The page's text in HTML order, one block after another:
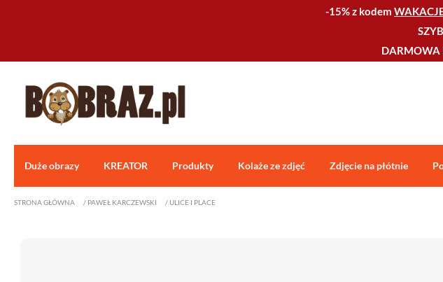
-15% z kodem
DARMOWA
Duże obrazy KREATOR Produkty Kolaże ze zdjęć Zdjęcie na płótnie
STRONA GŁÓWNA / PAWEŁ KARCZEWSKI /ULICE I PLACE